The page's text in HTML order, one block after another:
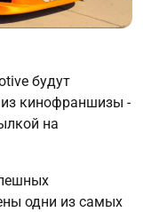
будут
кинофраншизы -
на
одни из самых